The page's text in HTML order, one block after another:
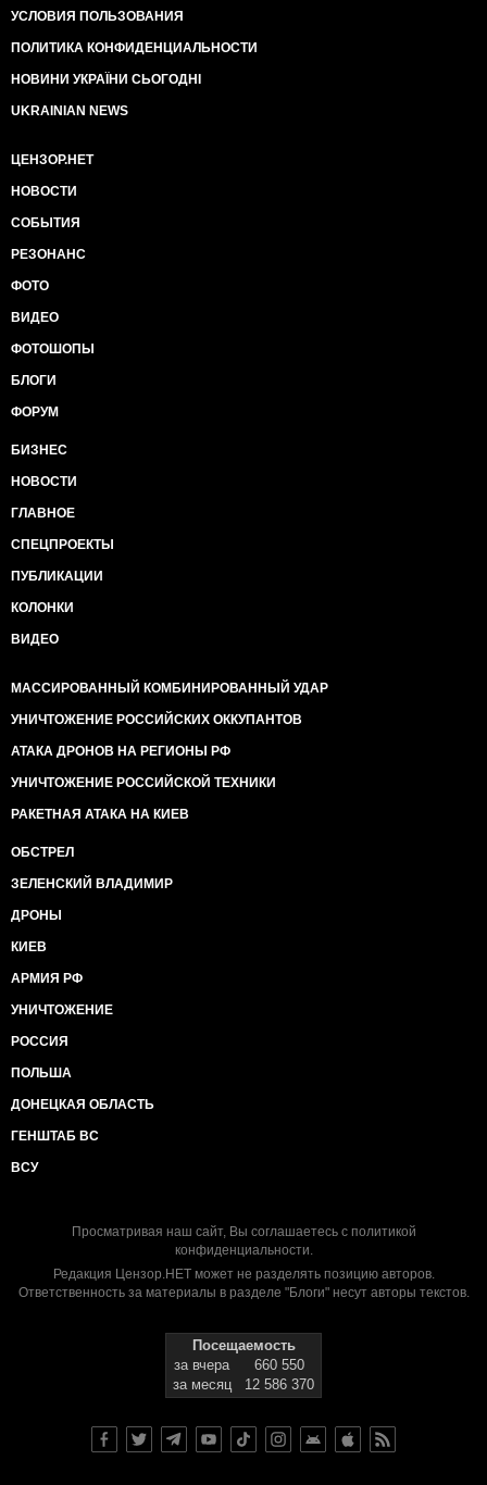
УСЛОВИЯ ПОЛЬЗОВАНИЯ
ПОЛИТИКА КОНФИДЕНЦИАЛЬНОСТИ
НОВИНИ УКРАЇНИ СЬОГОДНІ
UKRAINIAN NEWS
ЦЕНЗОР.НЕТ
НОВОСТИ
СОБЫТИЯ
РЕЗОНАНС
ФОТО
ВИДЕО
ФОТОШОПЫ
БЛОГИ
ФОРУМ
БИЗНЕС
НОВОСТИ
ГЛАВНОЕ
СПЕЦПРОЕКТЫ
ПУБЛИКАЦИИ
КОЛОНКИ
ВИДЕО
МАССИРОВАННЫЙ КОМБИНИРОВАННЫЙ УДАР
УНИЧТОЖЕНИЕ РОССИЙСКИХ ОККУПАНТОВ
АТАКА ДРОНОВ НА РЕГИОНЫ РФ
УНИЧТОЖЕНИЕ РОССИЙСКОЙ ТЕХНИКИ
РАКЕТНАЯ АТАКА НА КИЕВ
ОБСТРЕЛ
ЗЕЛЕНСКИЙ ВЛАДИМИР
ДРОНЫ
КИЕВ
АРМИЯ РФ
УНИЧТОЖЕНИЕ
РОССИЯ
ПОЛЬША
ДОНЕЦКАЯ ОБЛАСТЬ
ГЕНШТАБ ВС
ВСУ
Просматривая наш сайт, Вы соглашаетесь с политикой
конфиденциальности.
Редакция Цензор.НЕТ может не разделять позицию авторов.
Ответственность за материалы в разделе "Блоги" несут авторы текстов.
Посещаемость
за вчера
660 550
за месяц
12 586 370